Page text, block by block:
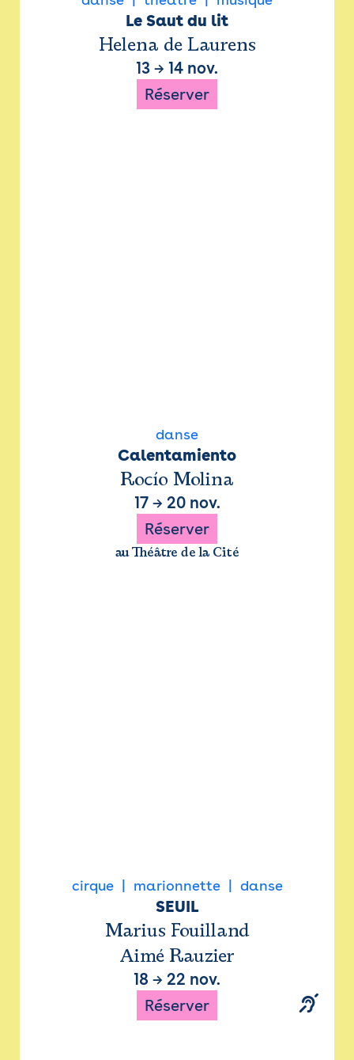
Le Saut du lit
Helena de Laurens
13 → 14 nov.
Réserver
danse
Calentamiento
Rocío Molina
17→ 20 nov.
Réserver
au Théâtre de la Cité
cirque marionnette danse
SEUIL
Marius Fouilland
Aimé Rauzier
18 → 22 nov.
Réserver